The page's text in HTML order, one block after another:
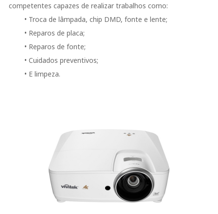
competentes capazes de realizar trabalhos como:
• Troca de lâmpada, chip DMD, fonte e lente;
• Reparos de placa;
• Reparos de fonte;
• Cuidados preventivos;
• E limpeza.